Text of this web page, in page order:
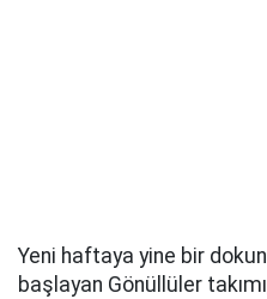
Yeni haftaya yine bir
başlayan Gönüllüler